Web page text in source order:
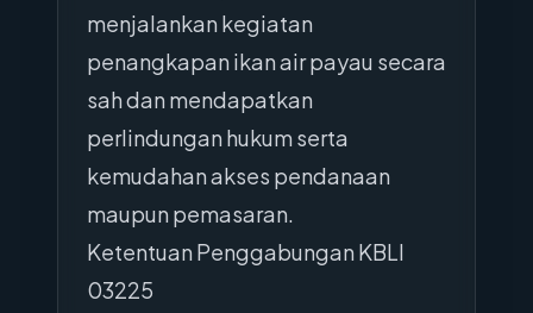
menjalankan kegiatan
penangkapan ikan air payau secara
sah dan mendapatkan
perlindungan hukum serta
kemudahan akses pendanaan
maupun pemasaran.
Ketentuan Penggabungan KBLI
03225